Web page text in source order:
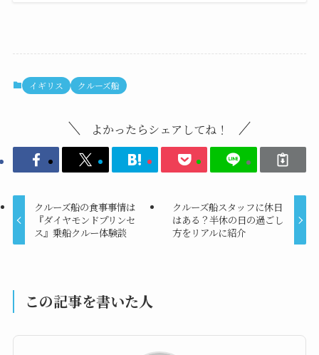
イギリス クルーズ船
よかったらシェアしてね！
クルーズ船の食事事情は
『ダイヤモンドプリンセ
ス』乗船クルー体験談
クルーズ船スタッフに休日
はある？半休の日の過ごし
方をリアルに紹介
この記事を書いた人